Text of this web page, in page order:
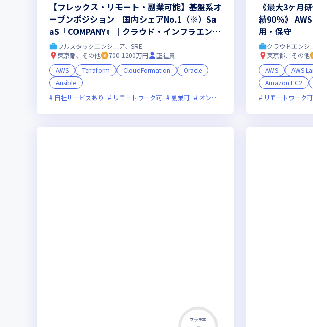
【フレックス・リモート・副業可能】基盤系オ
ープンポジション｜国内シェアNo.1（※）Sa
aS『COMPANY』｜クラウド・インフラエンジ
ニア ※2022年度 ERP市場 - 人事・給与業務
分野：ベンダー別売上金額シェア 出典：ITR
「ITR Market View：ERP市場2024」
フルスタックエンジニア、SRE
東京都、その他
700-1200万円
正社員
AWS
Terraform CloudFormation
Oracle
Ansible
自社サービスあり
リモートワーク可 副業可 オンライン選考可 フレックス制度あり
《最大3ヶ月
績90％》
用・保守
クラウドエンジ
東京都、その他
AWS
AWS
Amazon EC2
リモートワーク可
マッチ率